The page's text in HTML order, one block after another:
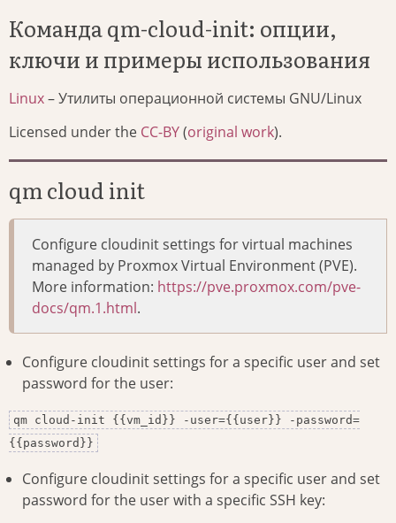
Команда qm-cloud-init: опции,
ключи и примеры использования
Linux– Утилиты операционной системы GNU/Linux
Licensed under the CC-BY(original work).
qm cloud init
Configure cloudinit settings for virtual machines
managed by Proxmox Virtual Environment (PVE).
More information: https://pve.proxmox.com/pve-
docs/qm.1.html.
Configure cloudinit settings for a specific user and set
password for the user:
qm cloud-init {{vm_id}} -user={{user}} -password=
{{password}}
Configure cloudinit settings for a specific user and set
password for the user with a specific SSH key: